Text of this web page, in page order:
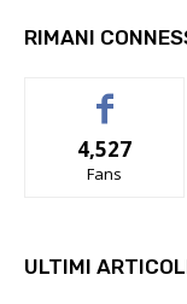
RIMANI
4,527
Fans
ULTIMI